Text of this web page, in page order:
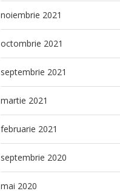
noiembrie 2021
octombrie 2021
septembrie 2021
martie 2021
februarie 2021
septembrie 2020
mai 2020